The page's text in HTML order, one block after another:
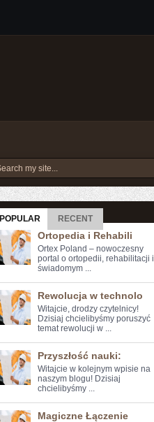
POPULAR RECENT
Ortopedia i Rehabili
Ortex Poland – nowoczesny
portal o ortopedii, rehabilitacji i
świadomym ...
Rewolucja w technolo
Witajcie, drodzy⁤ czytelnicy!
Dzisiaj ​chcielibyśmy poruszyć
temat rewolucji w ...
Przyszłość nauki:
Witajcie w kolejnym wpisie na
naszym‍ blogu! Dzisiaj
chcielibyśmy ...
Magiczne Łączenie